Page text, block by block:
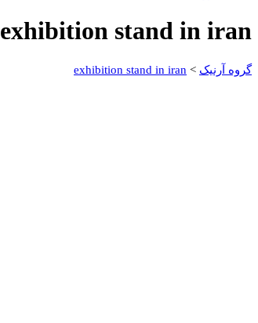
exhibition stand in iran
گروه آرنیک >
exhibition stand in iran